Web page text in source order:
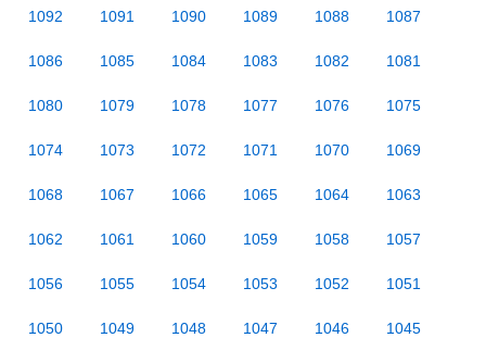
1092 1091 1090 1089 1088 1087
1086 1085 1084 1083 1082 1081
1080 1079 1078 1077 1076 1075
1074 1073 1072 1071 1070 1069
1068 1067 1066 1065 1064 1063
1062 1061 1060 1059 1058 1057
1056 1055 1054 1053 1052 1051
1050 1049 1048 1047 1046 1045